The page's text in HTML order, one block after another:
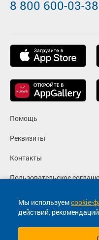
Мы используемcookie-
действий,
Помощь
Реквизиты
Контакты
Пользовательское
Политика
Согласие на
8 800 600-03-38